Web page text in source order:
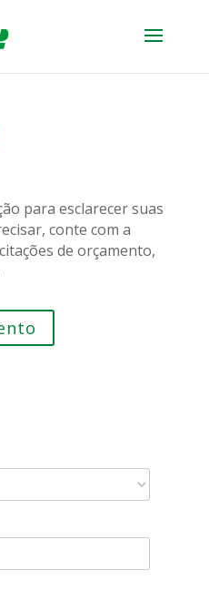
para esclarecer suas
conte com a
de orçamento,